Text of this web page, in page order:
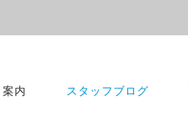
内 スタッフブログ